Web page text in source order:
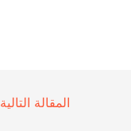
المقالة التالية